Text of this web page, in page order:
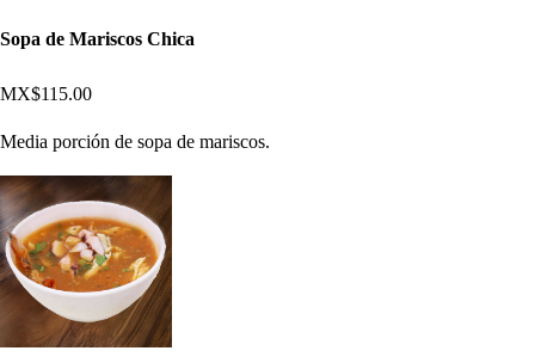
Sopa de Mariscos Chica
MX$115.00
Media porción de sopa de mariscos.